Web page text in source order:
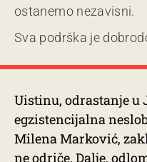
ostanemo nezavisni.
Sva podrška je
Uistinu, odrastanje u
egzistencijalna
Milena Marković,
ne odriče. Dalje,